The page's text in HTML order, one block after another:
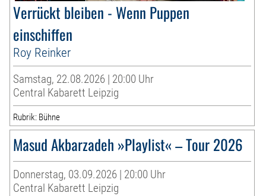
Verrückt bleiben - Wenn Puppen
einschiffen
Roy Reinker
Samstag, 22.08.2026 | 20:00 Uhr
Central Kabarett Leipzig
Rubrik: Bühne
Masud Akbarzadeh »Playlist« – Tour 2026
Donnerstag, 03.09.2026 | 20:00 Uhr
Central Kabarett Leipzig